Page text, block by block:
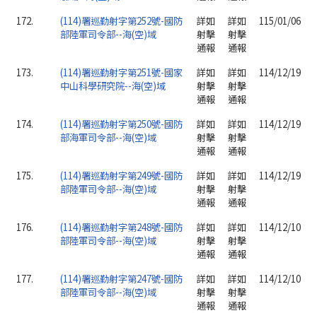
172.
(114)署巡勤射字第252號-國防
部陸軍司令部--海(空)域
詳如
射擊
通報
詳如
射擊
通報
115/01/06
173.
(114)署巡勤射字第251號-國家
中山科學研究院--海(空)域
詳如
射擊
通報
詳如
射擊
通報
114/12/19
174.
(114)署巡勤射字第250號-國防
部海軍司令部--海(空)域
詳如
射擊
通報
詳如
射擊
通報
114/12/19
175.
(114)署巡勤射字第249號-國防
部陸軍司令部--海(空)域
詳如
射擊
通報
詳如
射擊
通報
114/12/19
176.
(114)署巡勤射字第248號-國防
部陸軍司令部--海(空)域
詳如
射擊
通報
詳如
射擊
通報
114/12/10
177.
(114)署巡勤射字第247號-國防
部陸軍司令部--海(空)域
詳如
射擊
通報
詳如
射擊
通報
114/12/10